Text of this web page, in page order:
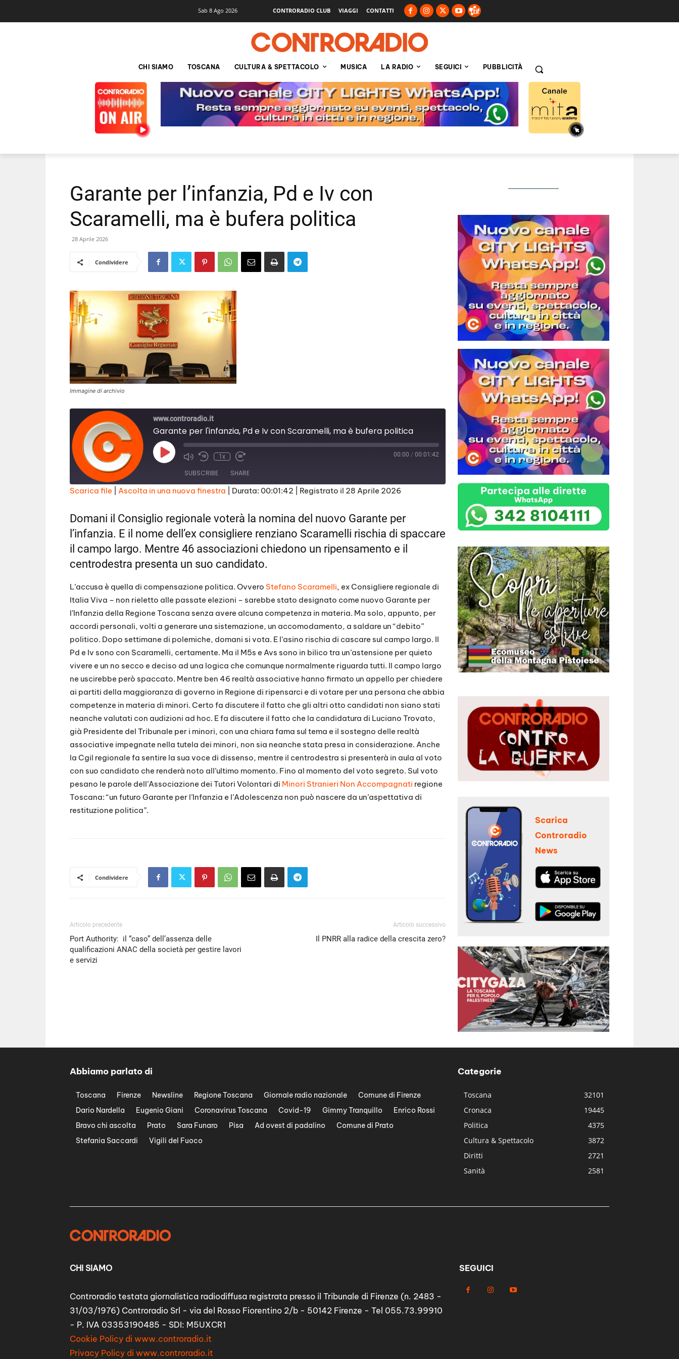
Sab 8 Ago 2026 CONTRORADIO CLUB VIAGGI CONTATTI
CHI SIAMO TOSCANA CULTURA & SPETTACOLO MUSICA LA RADIO SEGUICI PUBBLICITÀ
Garante per l’infanzia, Pd e Iv con
Scaramelli, ma è bufera politica
28 Aprile 2026
Condividere
Immagine di archivio
www.controradio.it
Garante per l'infanzia, Pd e Iv con Scaramelli, ma è bufera politica
Play
Episode
1x 00:00 / 00:01:42
SUBSCRIBE SHARE
RSS FEED
LINK
EMBED
Scarica file Ascolta in una nuova finestra Durata: 00:01:42 Registrato il 28 Aprile 2026
Domani il Consiglio regionale voterà la nomina del nuovo Garante per
l’infanzia. E il nome dell’ex consigliere renziano Scaramelli rischia di spaccare
il campo largo. Mentre 46 associazioni chiedono un ripensamento e il
centrodestra presenta un suo candidato.
L’accusa è quella di compensazione politica. Ovvero Stefano Scaramelli, ex Consigliere regionale di
Italia Viva – non rieletto alle passate elezioni – sarebbe stato designato come nuovo Garante per
l’Infanzia della Regione Toscana senza avere alcuna competenza in materia. Ma solo, appunto, per
accordi personali, volti a generare una sistemazione, un accomodamento, a saldare un “debito”
politico. Dopo settimane di polemiche, domani si vota. E l’asino rischia di cascare sul campo largo. Il
Pd e Iv sono con Scaramelli, certamente. Ma il M5s e Avs sono in bilico tra un’astensione per quieto
vivere e un no secco e deciso ad una logica che comunque normalmente riguarda tutti. Il campo largo
ne uscirebbe però spaccato. Mentre ben 46 realtà associative hanno firmato un appello per chiedere
ai partiti della maggioranza di governo in Regione di ripensarci e di votare per una persona che abbia
competenze in materia di minori. Certo fa discutere il fatto che gli altri otto candidati non siano stati
neanche valutati con audizioni ad hoc. E fa discutere il fatto che la candidatura di Luciano Trovato,
già Presidente del Tribunale per i minori, con una chiara fama sul tema e il sostegno delle realtà
associative impegnate nella tutela dei minori, non sia neanche stata presa in considerazione. Anche
la Cgil regionale fa sentire la sua voce di dissenso, mentre il centrodestra si presenterà in aula al voto
con suo candidato che renderà noto all’ultimo momento. Fino al momento del voto segreto. Sul voto
pesano le parole dell’Associazione dei Tutori Volontari di Minori Stranieri Non Accompagnati regione
Toscana: “un futuro Garante per l’Infanzia e l’Adolescenza non può nascere da un’aspettativa di
restituzione politica”.
Condividere
Articolo precedente
Port Authority: il “caso” dell’assenza delle
qualificazioni ANAC della società per gestire lavori
e servizi
Articolo successivo
Il PNRR alla radice della crescita zero?
Scarica
Controradio
News
Abbiamo parlato di
Toscana Firenze Newsline Regione Toscana Giornale radio nazionale
Comune di Firenze
Dario Nardella
Eugenio Giani Coronavirus Toscana Covid-19 Gimmy Tranquillo
Enrico Rossi
Bravo chi ascolta
Prato Sara Funaro Pisa Ad ovest di padalino
Comune di Prato
Stefania Saccardi
Vigili del Fuoco
Categorie
Toscana
32101
Cronaca
19445
Politica
4375
Cultura & Spettacolo
3872
Diritti
2721
Sanità
2581
CHI SIAMO
Controradio testata giornalistica radiodiffusa registrata presso il Tribunale di Firenze (n. 2483 -
31/03/1976) Controradio Srl - via del Rosso Fiorentino 2/b - 50142 Firenze - Tel 055.73.99910
- P. IVA 03353190485 - SDI: M5UXCR1
Cookie Policy di www.controradio.it
Privacy Policy di www.controradio.it
SEGUICI